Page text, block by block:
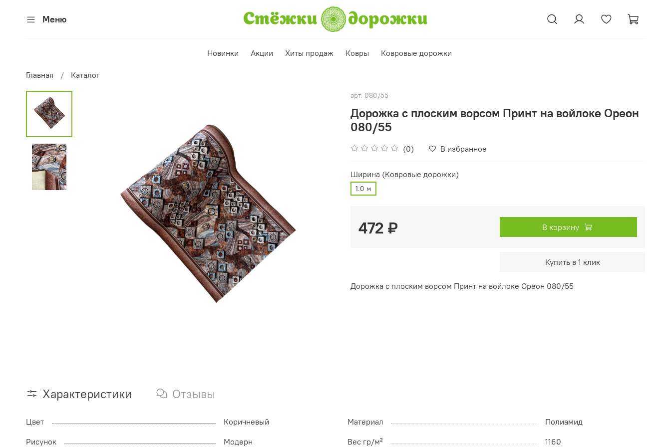
Меню
Новинки Акции Хиты продаж Ковры Ковровые дорожки
Главная Каталог
арт. 080/55
Дорожка с плоским ворсом Принт на войлоке Ореон
080/55
(0) В избранное
Ширина (Ковровые дорожки)
1.0 м
472 ₽ В корзину
Купить в 1 клик
Дорожка с плоским ворсом Принт на войлоке Ореон 080/55
Характеристики Отзывы
Цвет Коричневый Материал
Полиамид
Рисунок
Модерн Вес гр/м² 1160